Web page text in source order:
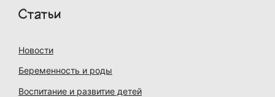
Статьи
Новости
Беременность и роды
Воспитание и развитие детей